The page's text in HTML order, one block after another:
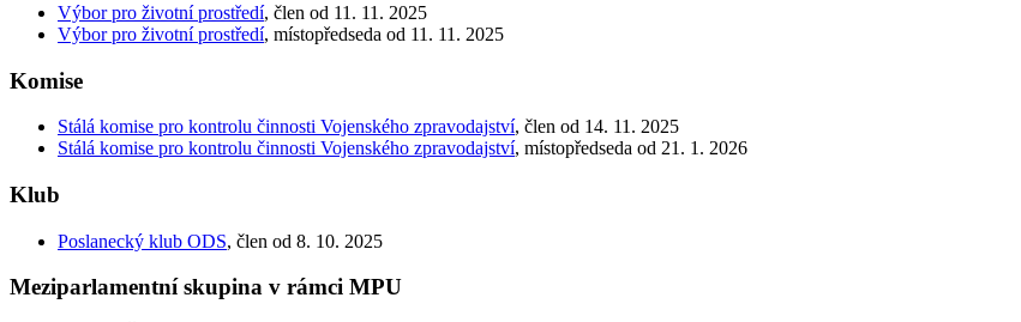
Výbor pro životní prostředí, člen od 11. 11. 2025
Výbor pro životní prostředí, místopředseda od 11. 11. 2025
Komise
Stálá komise pro kontrolu činnosti Vojenského zpravodajství, člen od 14. 11. 2025
Stálá komise pro kontrolu činnosti Vojenského zpravodajství, místopředseda od 21. 1. 2026
Klub
Poslanecký klub ODS, člen od 8. 10. 2025
Meziparlamentní skupina v rámci MPU